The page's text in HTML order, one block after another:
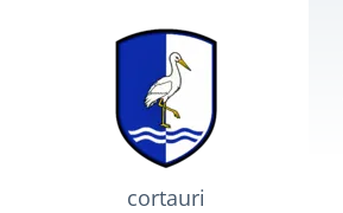
cortauri